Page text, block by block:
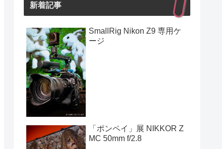
新着記事
SmallRig Nikon Z9 専用ケ
ージ
「ポンペイ」展 NIKKOR Z
MC 50mm f/2.8